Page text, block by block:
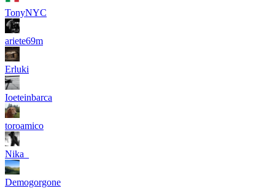
TonyNYC
ariete69m
Erluki
Ioeteinbarca
toroamico
Nika_
Demogorgone